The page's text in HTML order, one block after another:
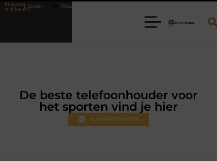
Nieuwe
artikelenonline vlees bestellen steeds gewoner wordt
De beste telefoonhouder voor
het sporten vind je hier
AANBIEDINGEN